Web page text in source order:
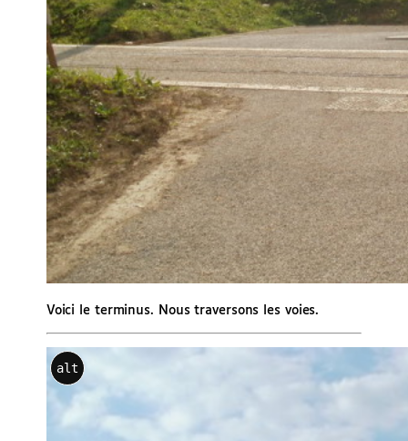
Voici le terminus. Nous traversons les voies.
alt